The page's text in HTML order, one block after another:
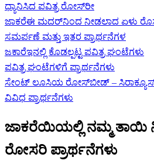
ಧ್ಯಾನಿಸಿದ ಪವಿತ್ರ ರೋಸ್‌ರೀ
ಜಾಕರೆಈ ಮದರ್‌ನಿಂದ ನೀಡಲಾದ ಏಳು
ಸಮರ್ಪಣೆ ಮತ್ತು ಇತರ ಪ್ರಾರ್ಥನೆಗಳ
ಜಕಾರೆಇನಲ್ಲಿ ಕೊಡಲ್ಪಟ್ಟ ಪವಿತ್ರ ಘಂಟೆಗಳು
ಪವಿತ್ರ ಘಂಟೆಗಳಿಗೆ ಪ್ರಾರ್ಥನೆಗಳು
ಸೇಂಟ್ ಲೂಸಿಯ ರೋಸ್‍ಬೀಡ್ –
ವಿವಿಧ ಪ್ರಾರ್ಥನೆಗಳು
ಜಾಕರೆಯಿಯಲ್ಲಿ ನಮ್ಮ ತಾಯಿ
ರೋಸರಿ ಪ್ರಾರ್ಥನೆಗಳು